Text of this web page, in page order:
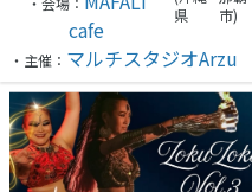
cafe
県
市)
・主催： マルチスタジオArzu